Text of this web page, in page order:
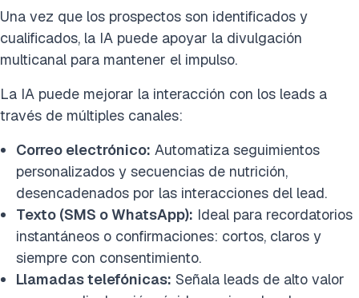
Una vez que los prospectos son identificados y
cualificados, la IA puede apoyar la divulgación
multicanal para mantener el impulso.
La IA puede mejorar la interacción con los leads a
través de múltiples canales:
Correo electrónico: Automatiza seguimientos
personalizados y secuencias de nutrición,
desencadenados por las interacciones del lead.
Texto (SMS o WhatsApp): Ideal para recordatorios
instantáneos o confirmaciones: cortos, claros y
siempre con consentimiento.
Llamadas telefónicas: Señala leads de alto valor